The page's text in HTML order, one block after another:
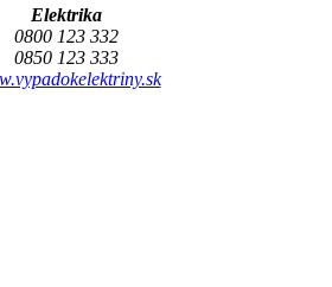
Elektrika
0800 123 332
0850 123 333